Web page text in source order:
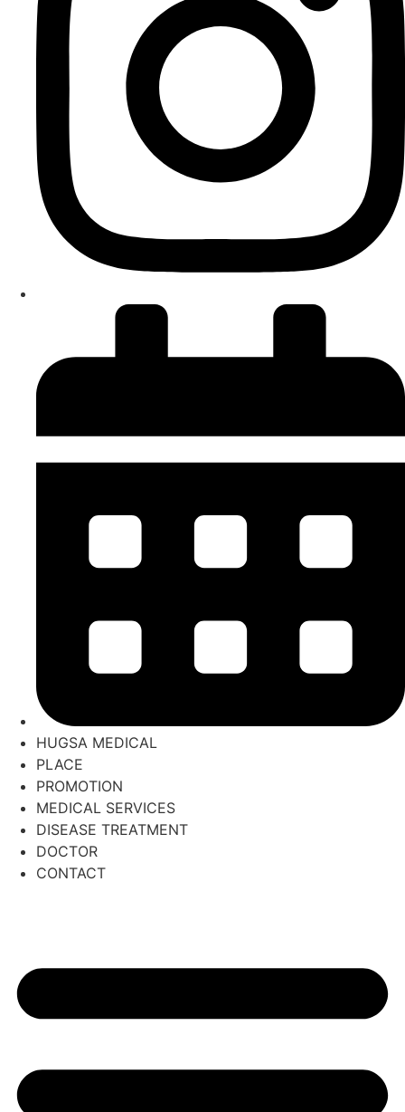
HUGSA MEDICAL
PLACE
PROMOTION
MEDICAL SERVICES
DISEASE TREATMENT
DOCTOR
CONTACT